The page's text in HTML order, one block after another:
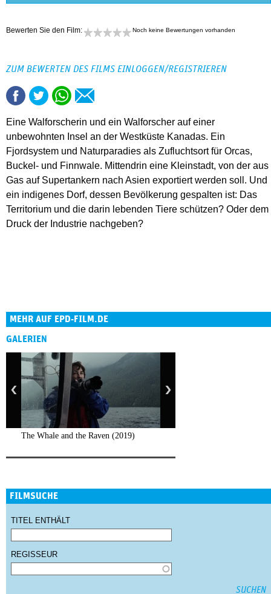
Bewerten Sie den Film: Noch keine Bewertungen vorhanden
ZUM BEWERTEN DES FILMS EINLOGGEN/REGISTRIEREN
Eine Walforscherin und ein Walforscher auf einer
unbewohnten Insel an der Westküste Kanadas. Ein
Fjordsystem und Naturparadies als Zufluchtsort für Orcas,
Buckel- und Finnwale. Mittendrin eine Kleinstadt, von der aus
Gas auf Supertankern nach Asien exportiert werden soll. Und
ein indigenes Dorf, dessen Bevölkerung gespalten ist: Das
Territorium und die darin lebenden Tiere schützen? Oder dem
Druck der Industrie nachgeben?
MEHR AUF EPD-FILM.DE
GALERIEN
The Whale and the Raven (2019)
FILMSUCHE
TITEL ENTHÄLT
REGISSEUR